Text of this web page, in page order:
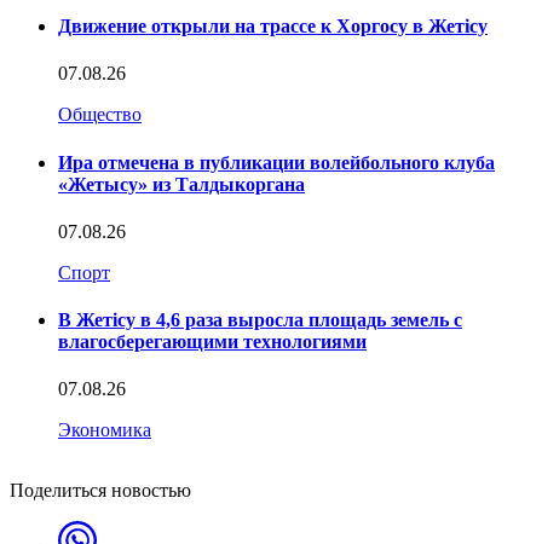
Движение открыли на трассе к Хоргосу в Жетісу
07.08.26
Общество
Ира отмечена в публикации волейбольного клуба
«Жетысу» из Талдыкоргана
07.08.26
Спорт
В Жетісу в 4,6 раза выросла площадь земель с
влагосберегающими технологиями
07.08.26
Экономика
Поделиться новостью